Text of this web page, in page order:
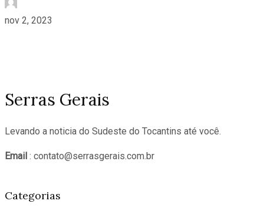
nov 2, 2023
Serras Gerais
Levando a noticia do Sudeste do Tocantins até você.
Email : contato@serrasgerais.com.br
Categorias